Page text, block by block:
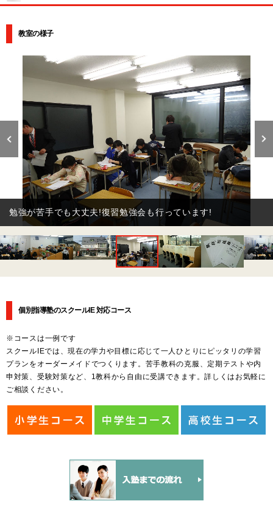
教室の様子
勉強が苦手でも大丈夫!復習勉強会も行っています!
個別指導塾のスクールIE 対応コース
※コースは一例です
スクールIEでは、現在の学力や目標に応じて一人ひとりにピッタリの学習
プランをオーダーメイドでつくります。苦手教科の克服、定期テストや内
申対策、受験対策など、1教科から自由に受講できます。詳しくはお気軽に
ご相談ください。